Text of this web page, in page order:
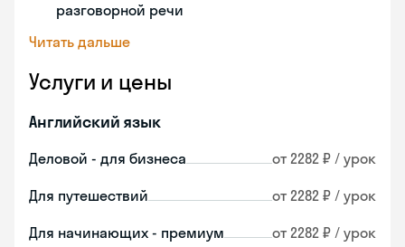
разговорной речи
Читать дальше
Услуги и цены
Английский язык
Деловой - для бизнеса от 2282 ₽ / урок
Для путешествий от 2282 ₽ / урок
Для начинающих - премиум от 2282 ₽ / урок